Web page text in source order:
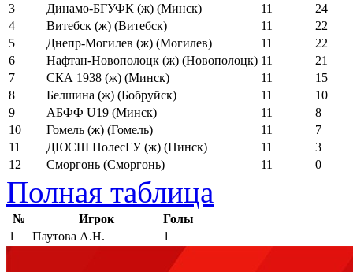
3
Динамо-БГУФК (ж) (Минск) 11
24
4
Витебск (ж) (Витебск) 11
22
5
Днепр-Могилев (ж) (Могилев) 11
22
6
Нафтан-Новополоцк (ж) (Новополоцк) 11
21
7
СКА 1938 (ж) (Минск) 11
15
8
Белшина (ж) (Бобруйск) 11
10
9
АБФФ U19 (Минск) 11
8
10
Гомель (ж) (Гомель) 11
7
11
ДЮСШ ПолесГУ (ж) (Пинск) 11
3
12
Сморгонь (Сморгонь) 11 0
Полная таблица
№ Игрок
Голы
1
Паутова А.Н. 1